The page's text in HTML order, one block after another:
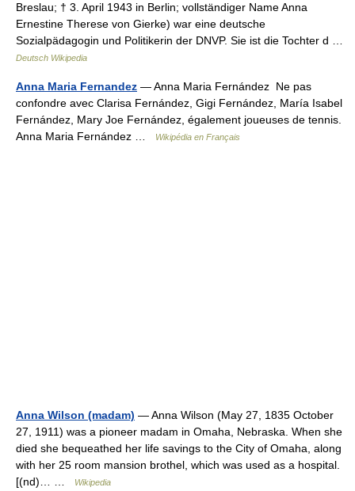
Breslau; † 3. April 1943 in Berlin; vollständiger Name Anna
Ernestine Therese von Gierke) war eine deutsche
Sozialpädagogin und Politikerin der DNVP. Sie ist die Tochter d …
Deutsch Wikipedia
Anna Maria Fernandez — Anna Maria Fernández Ne pas
confondre avec Clarisa Fernández, Gigi Fernández, María Isabel
Fernández, Mary Joe Fernández, également joueuses de tennis.
Anna Maria Fernández …
Wikipédia en Français
Anna Wilson (madam) — Anna Wilson (May 27, 1835 October
27, 1911) was a pioneer madam in Omaha, Nebraska. When she
died she bequeathed her life savings to the City of Omaha, along
with her 25 room mansion brothel, which was used as a hospital.
[(nd)… …
Wikipedia